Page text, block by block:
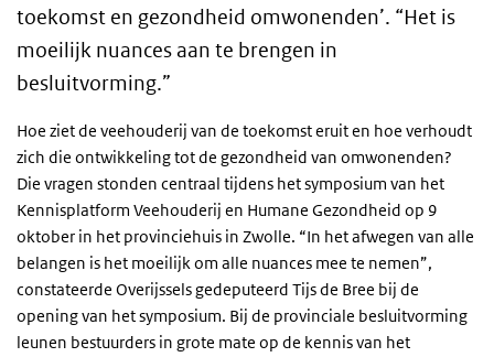
toekomst en gezondheid omwonenden’. “Het is
moeilijk nuances aan te brengen in
besluitvorming.”
Hoe ziet de veehouderij van de toekomst eruit en hoe verhoudt
zich die ontwikkeling tot de gezondheid van omwonenden?
Die vragen stonden centraal tijdens het symposium van het
Kennisplatform Veehouderij en Humane Gezondheid op 9
oktober in het provinciehuis in Zwolle. “In het afwegen van alle
belangen is het moeilijk om alle nuances mee te nemen”,
constateerde Overijssels gedeputeerd Tijs de Bree bij de
opening van het symposium. Bij de provinciale besluitvorming
leunen bestuurders in grote mate op de kennis van het